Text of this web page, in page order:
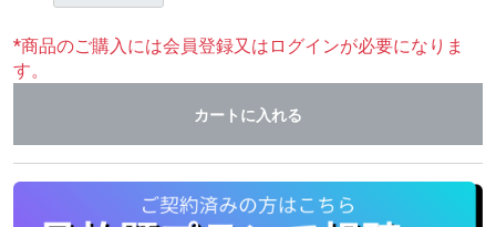
*商品のご購入には会員登録又はログインが必要になりま
す。
カートに入れる